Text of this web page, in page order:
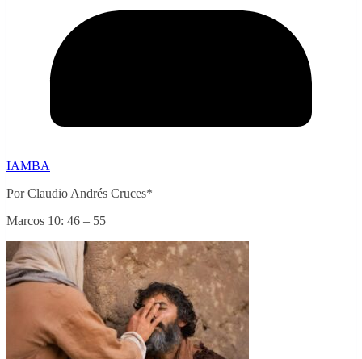
IAMBA
Por Claudio Andrés Cruces*
Marcos 10: 46 – 55